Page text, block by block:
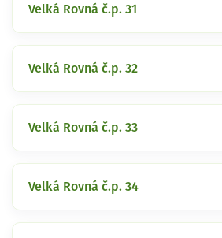
Velká Rovná č.p. 31
Velká Rovná č.p. 32
Velká Rovná č.p. 33
Velká Rovná č.p. 34